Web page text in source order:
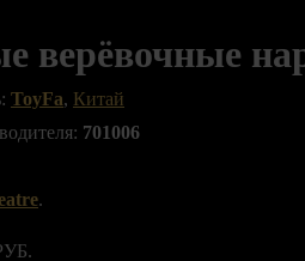
верёвочные
ToyFa, Китай
701006
.